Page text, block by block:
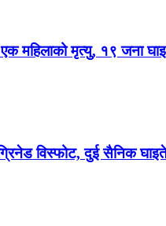
एक महिलाको मृत्यु, १९ जना
विस्फोट, दुई सैनिक